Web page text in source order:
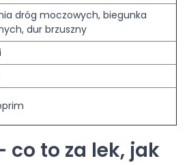
dróg moczowych, biegunka
dur brzuszny
co to za lek, jak